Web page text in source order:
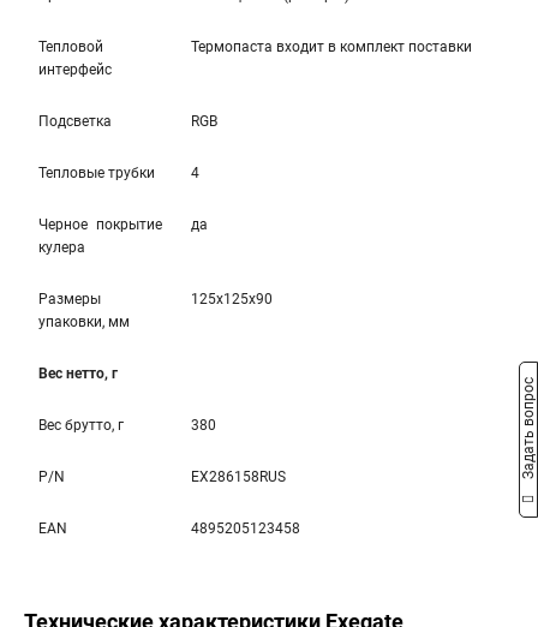
Тепловой
интерфейс
Термопаста вxодит в комплект поставки
Подсветка RGB
Тепловые трубки 4
Черное покрытие
кулера
да
Размеры
упаковки, мм
125x125x90
Вес нетто, г
Вес брутто, г 380
P/N EX286158RUS
EAN 4895205123458
Технические характеристики Exegate
Задать вопрос